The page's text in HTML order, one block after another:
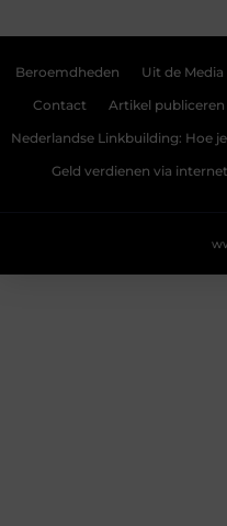
Beroemdheden Uit de Media
Contact Artikel publiceren
Nederlandse Linkbuilding: Hoe
Geld verdienen via